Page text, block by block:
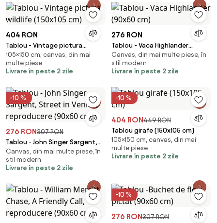
404 RON
Tablou - Vintage pictura
wildlife (150x105 cm)
105×150 cm, canvas, din mai
multe piese
Livrare în peste 2 zile
276 RON
Tablou - Vaca Highlander
(90x60 cm)
Canvas, din mai multe piese, în
stil modern
Livrare în peste 2 zile
-10 %
276 RON307 RON
Tablou - John Singer Sargent,
Street in Venice, reproducere
(90x60 cm)
Canvas, din mai multe piese, în
stil modern
Livrare în peste 2 zile
-10 %
404 RON449 RON
Tablou girafe (150x105 cm)
105×150 cm, canvas, din mai
multe piese
Livrare în peste 2 zile
-10 %
276 RON307 RON